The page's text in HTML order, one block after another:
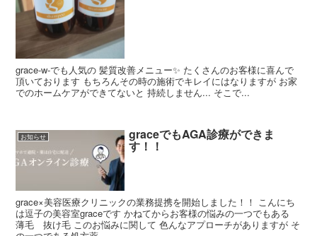
grace-w-でも人気の 髪質改善メニュー✨ たくさんのお客様に喜んで
頂いております もちろんその時の施術でキレイにはなりますが お家
でのホームケアができてないと 持続しません... そこで...
お知らせ graceでもAGA診療ができま
す！！
grace×美容医療クリニックの業務提携を開始しました！！ こんにち
は逗子の美容室graceです かねてからお客様の悩みの一つでもある
薄毛 抜け毛 このお悩みに関して 色んなアプローチがありますが そ